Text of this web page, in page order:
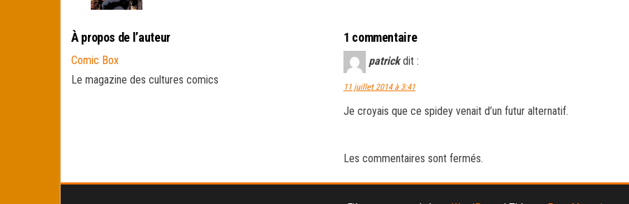
À propos de l’auteur
Comic Box
Le magazine des cultures comics
1 commentaire
patrick dit :
11 juillet 2014 à 3:41
Je croyais que ce spidey venait d’un futur alternatif.
Les commentaires sont fermés.